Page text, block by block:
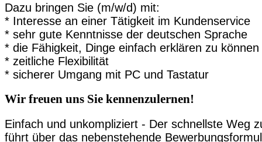
Dazu bringen Sie (m/w/d) mit:
* Interesse an einer Tätigkeit im Kundenservice
* sehr gute Kenntnisse der deutschen Sprache
* die Fähigkeit, Dinge einfach erklären zu können
* zeitliche Flexibilität
* sicherer Umgang mit PC und Tastatur
Wir freuen uns Sie kennenzulernen!
Einfach und unkompliziert - Der schnellste Weg
führt über das nebenstehende